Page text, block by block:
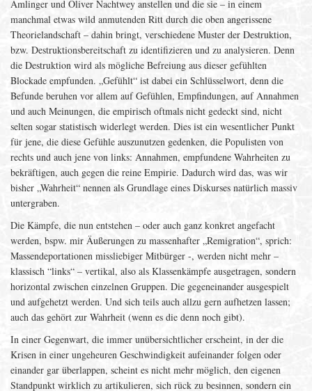
Amlinger und Oliver Nachtwey anstellen und die sie – in einem
manchmal etwas wild anmutenden Ritt durch die oben angerissene
Theorielandschaft – dahin bringt, verschiedene Muster der Destruktion,
bzw. Destruktionsbereitschaft zu identifizieren und zu analysieren. Denn
die Destruktion wird als mögliche Befreiung aus dieser gefühlten
Blockade empfunden. „Gefühlt“ ist dabei ein Schlüsselwort, denn die
Befunde beruhen vor allem auf Gefühlen, Empfindungen, auf Annahmen
und auch Meinungen, die empirisch oftmals nicht gedeckt sind, nicht
selten sogar statistisch widerlegt werden. Dies ist ein wesentlicher Punkt
für jene, die diese Gefühle auszunutzen gedenken, die Populisten von
rechts und auch jene von links: Annahmen, empfundene Wahrheiten zu
bekräftigen, auch gegen die reine Empirie. Dadurch wird das, was wir
bisher „Wahrheit“ nennen als Grundlage eines Diskurses natürlich massiv
untergraben.
Die Kämpfe, die nun entstehen – oder auch ganz konkret angefacht
werden, bspw. mir Äußerungen zu massenhafter „Remigration“, sprich:
Massendeportationen missliebiger Mitbürger -, werden nicht mehr –
klassisch “links“ – vertikal, also als Klassenkämpfe ausgetragen, sondern
horizontal zwischen einzelnen Gruppen. Die gegeneinander ausgespielt
und aufgehetzt werden. Und sich teils auch allzu gern aufhetzen lassen;
auch das gehört zur Wahrheit (wenn es die denn noch gibt).
In einer Gegenwart, die immer unübersichtlicher erscheint, in der die
Krisen in einer ungeheuren Geschwindigkeit aufeinander folgen oder
einander gar überlappen, scheint es nicht mehr möglich, den eigenen
Standpunkt wirklich zu artikulieren, sich rück zu besinnen, sondern ein